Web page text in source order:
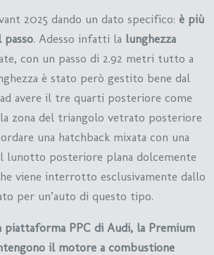
2025 dando un dato specifico: è più
. Adesso infatti la lunghezza
con un passo di 2.92 metri tutto a
è stato però gestito bene dal
avere il tre quarti posteriore come
zona del triangolo vetrato posteriore
una hatchback mixata con una
lunotto posteriore plana dolcemente
viene interrotto esclusivamente dallo
per un’auto di questo tipo.
piattaforma PPC di Audi, la Premium
il motore a combustione